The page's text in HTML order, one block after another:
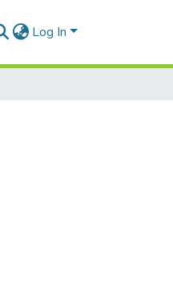
Log In